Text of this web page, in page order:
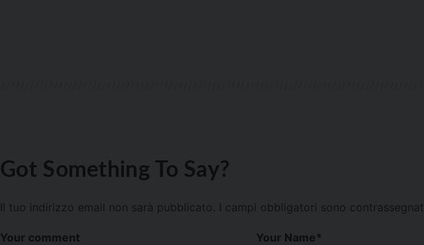
Got Something To Say?
Il tuo indirizzo email non sarà pubblicato. I campi obbligatori sono contrassegnati
Your comment Your Name*